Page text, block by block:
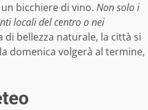
bicchiere di vino. Non solo i
locali del centro o nei
bellezza naturale, la città si
domenica volgerà al termine,